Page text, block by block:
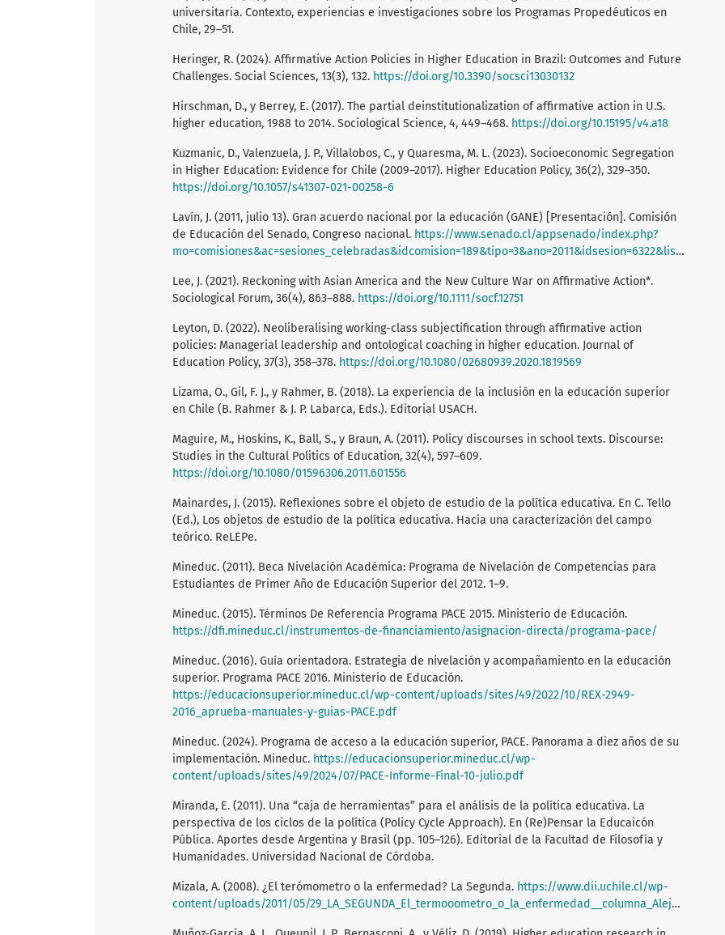
universitaria. Contexto, experiencias e investigaciones sobre los Programas Propedéuticos en
Chile, 29–51.
Heringer, R. (2024). Affirmative Action Policies in Higher Education in Brazil: Outcomes and Future
Challenges. Social Sciences, 13(3), 132. https://doi.org/10.3390/socsci13030132
Hirschman, D., y Berrey, E. (2017). The partial deinstitutionalization of affirmative action in U.S.
higher education, 1988 to 2014. Sociological Science, 4, 449–468. https://doi.org/10.15195/v4.a18
Kuzmanic, D., Valenzuela, J. P., Villalobos, C., y Quaresma, M. L. (2023). Socioeconomic Segregation
in Higher Education: Evidence for Chile (2009–2017). Higher Education Policy, 36(2), 329–350.
https://doi.org/10.1057/s41307-021-00258-6
Lavín, J. (2011, julio 13). Gran acuerdo nacional por la educación (GANE) [Presentación]. Comisión
de Educación del Senado, Congreso nacional. https://www.senado.cl/appsenado/index.php?
mo=comisiones&ac=sesiones_celebradas&idcomision=189&tipo=3&ano=2011&idsesion=6322&listado=2&idsesion=6322
Lee, J. (2021). Reckoning with Asian America and the New Culture War on Affirmative Action*.
Sociological Forum, 36(4), 863–888. https://doi.org/10.1111/socf.12751
Leyton, D. (2022). Neoliberalising working-class subjectification through affirmative action
policies: Managerial leadership and ontological coaching in higher education. Journal of
Education Policy, 37(3), 358–378. https://doi.org/10.1080/02680939.2020.1819569
Lizama, O., Gil, F. J., y Rahmer, B. (2018). La experiencia de la inclusión en la educación superior
en Chile (B. Rahmer & J. P. Labarca, Eds.). Editorial USACH.
Maguire, M., Hoskins, K., Ball, S., y Braun, A. (2011). Policy discourses in school texts. Discourse:
Studies in the Cultural Politics of Education, 32(4), 597–609.
https://doi.org/10.1080/01596306.2011.601556
Mainardes, J. (2015). Reflexiones sobre el objeto de estudio de la política educativa. En C. Tello
(Ed.), Los objetos de estudio de la política educativa. Hacia una caracterización del campo
teórico. ReLEPe.
Mineduc. (2011). Beca Nivelación Académica: Programa de Nivelación de Competencias para
Estudiantes de Primer Año de Educación Superior del 2012. 1–9.
Mineduc. (2015). Términos De Referencia Programa PACE 2015. Ministerio de Educación.
https://dfi.mineduc.cl/instrumentos-de-financiamiento/asignacion-directa/programa-pace/
Mineduc. (2016). Guía orientadora. Estrategia de nivelación y acompañamiento en la educación
superior. Programa PACE 2016. Ministerio de Educación.
https://educacionsuperior.mineduc.cl/wp-content/uploads/sites/49/2022/10/REX-2949-
2016_aprueba-manuales-y-guias-PACE.pdf
Mineduc. (2024). Programa de acceso a la educación superior, PACE. Panorama a diez años de su
implementación. Mineduc. https://educacionsuperior.mineduc.cl/wp-
content/uploads/sites/49/2024/07/PACE-Informe-Final-10-julio.pdf
Miranda, E. (2011). Una “caja de herramientas” para el análisis de la política educativa. La
perspectiva de los ciclos de la política (Policy Cycle Approach). En (Re)Pensar la Educaicón
Pública. Aportes desde Argentina y Brasil (pp. 105–126). Editorial de la Facultad de Filosofía y
Humanidades. Universidad Nacional de Córdoba.
Mizala, A. (2008). ¿El terómometro o la enfermedad? La Segunda. https://www.dii.uchile.cl/wp-
content/uploads/2011/05/29_LA_SEGUNDA_El_termooometro_o_la_enfermedad__columna_Alejandra_Mizala.pdf